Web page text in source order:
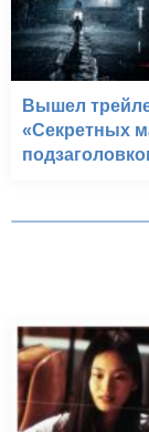
Вышел
«Секретных